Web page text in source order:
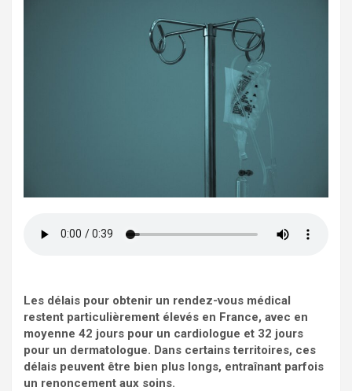
Les délais pour obtenir un rendez-vous médical
restent particulièrement élevés en France, avec en
moyenne 42 jours pour un cardiologue et 32 jours
pour un dermatologue. Dans certains territoires, ces
délais peuvent être bien plus longs, entraînant parfois
un renoncement aux soins.